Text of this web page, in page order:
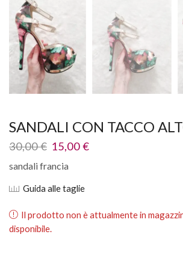
SANDALI CON TACCO
30,00€ 15,00€
sandali francia
Guida alle taglie
Il prodotto non è attualmente in
disponibile.